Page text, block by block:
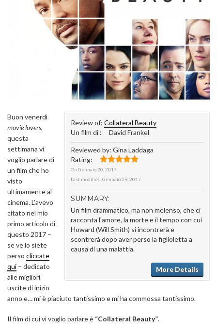
Review of: Collateral Beauty
Un film di :
David Frankel
Reviewed by: Gina Laddaga
Rating:
On Gennaio 20, 2017
Last modified:Gennaio 29, 2017
SUMMARY:
Un film drammatico, ma non melenso, che ci
racconta l'amore, la morte e il tempo con cui
Howard (Will Smith) si incontrerà e
scontrerà dopo aver perso la figlioletta a
causa di una malattia.
More Details
Buon venerdì
movie lovers,
questa
settimana vi
voglio parlare di
un film che ho
visto
ultimamente al
cinema. L’avevo
citato nel mio
primo articolo di
questo 2017 –
se ve lo siete
perso cliccate
qui – dedicato
alle migliori
uscite di inizio
anno e… mi è piaciuto tantissimo e mi ha commossa tantissimo.
Il film di cui vi voglio parlare è “Collateral Beauty”.